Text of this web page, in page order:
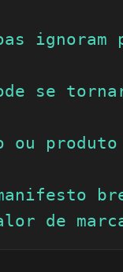
ignoram
se
ou
de